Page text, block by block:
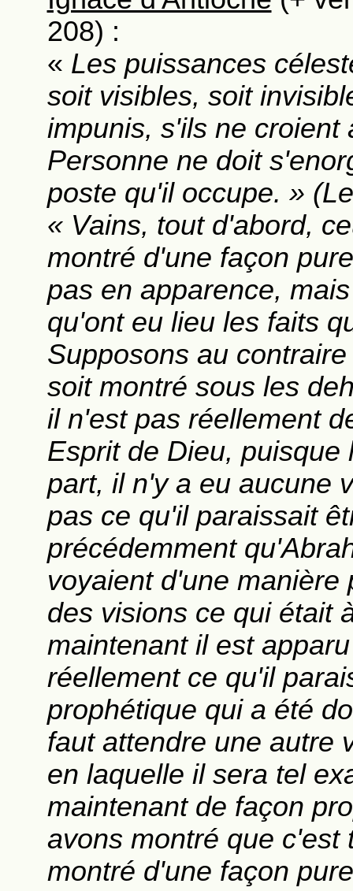
208) :
« Les puissances
soit visibles, soit
impunis, s'ils ne croient
Personne ne doit
poste qu'il occupe. »
« Vains, tout d'abord,
montré d'une façon
pas en apparence,
qu'ont eu lieu les faits
Supposons au
soit montré sous les
il n'est pas réellement
Esprit de Dieu,
part, il n'y a eu aucune
pas ce qu'il paraissait
précédemment
voyaient d'une
des visions ce qui était
maintenant il est
réellement ce qu'il
prophétique qui a été
faut attendre une autre
en laquelle il sera tel
maintenant de façon
avons montré que c'est
montré d'une façon